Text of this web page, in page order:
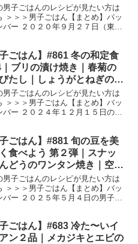
シャンピニオンソース｜
コートレット バルサミコ
男子ごはんのレシピが見たい方は
＞＞＞男子ごはん【まとめ】バッ
バー ２０２０年９月２７日（東海
ーマは、ビストロみたいな料理を
です。 ビスト...
子ごはん】#861 冬の和定食
ブリの漬け焼き｜春菊の
たし｜しょうがとねぎの混
ん｜赤だしの豚汁
男子ごはんのレシピが見たい方は
＞＞＞男子ごはん【まとめ】バッ
バー ２０２４年１２月１５日の男
汁 ブリの漬け焼き （出典：） 材
...
子ごはん】#881 旬の豆を美
食べよう 第２弾｜スナッ
どうのワンタン焼き｜空豆
にくしょうゆ漬け｜さやえ
のかき揚げ
男子ごはんのレシピが見たい方は
＞＞＞男子ごはん【まとめ】バッ
バー ２０２５年５月４日の男子ご
かき揚げ スナップえんどうのワン
き （...
子ごはん】#683 冷た〜いイ
ン２品｜メカジキとエビの